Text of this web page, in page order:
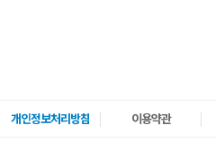
개인정보처리방침 이용약관